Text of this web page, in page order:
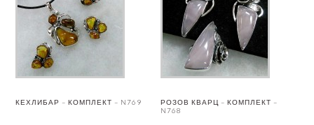
КЕХЛИБАР – КОМПЛЕКТ – N769
РОЗОВ КВАРЦ – КОМПЛЕКТ –
N768